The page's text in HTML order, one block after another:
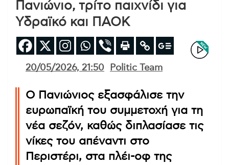
Πανιώνιο, τρίτο παιχνίδι για
Υδραϊκό και ΠΑΟΚ
20/05/2026, 21:50 Politic Team
Ο Πανιώνιος εξασφάλισε την
ευρωπαϊκή του συμμετοχή για τη
νέα σεζόν, καθώς διπλασίασε τις
νίκες του απέναντι στο
Περιστέρι, στα πλέι-οφ της